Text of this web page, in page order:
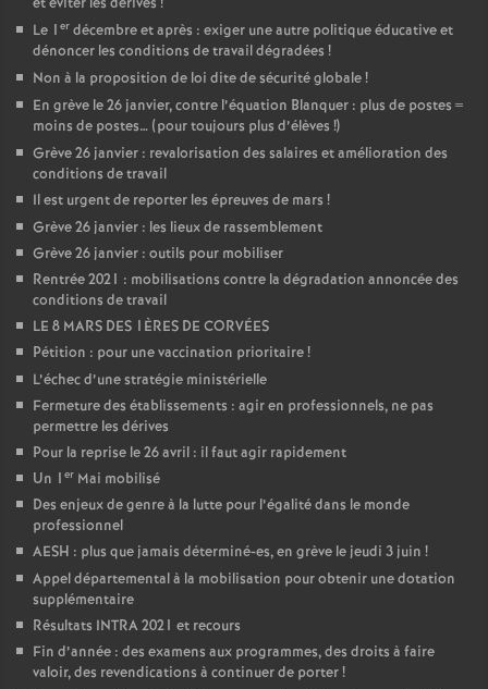
Le 1 er décembre et après : exiger une autre politique éducative et
dénoncer les conditions de travail dégradées !
Non à la proposition de loi dite de sécurité globale!
En grève le 26 janvier, contre l’équation Blanquer : plus de postes =
moins de postes… (pour toujours plus d’élèves !)
Grève 26 janvier : revalorisation des salaires et amélioration des
conditions de travail
Il est urgent de reporter les épreuves de mars !
Grève 26 janvier : les lieux de rassemblement
Grève 26 janvier : outils pour mobiliser
Rentrée 2021 : mobilisations contre la dégradation annoncée des
conditions de travail
LE 8 MARS DES 1ÈRES DE CORVÉES
Pétition : pour une vaccination prioritaire!
L’échec d’une stratégie ministérielle
Fermeture des établissements : agir en professionnels, ne pas
permettre les dérives
Pour la reprise le 26 avril : il faut agir rapidement
Un 1 er Mai mobilisé
Des enjeux de genre à la lutte pour l’égalité dans le monde
professionnel
AESH : plus que jamais déterminé-es, en grève le jeudi 3 juin !
Appel départemental à la mobilisation pour obtenir une dotation
supplémentaire
Résultats INTRA 2021 et recours
Fin d’année : des examens aux programmes, des droits à faire
valoir, des revendications à continuer de porter!